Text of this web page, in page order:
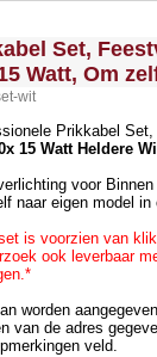
--><!-- MakeFullWidth4 --><!-- MakeFullWidth5 --><!-- MakeFullWidth6 --><!-- MakeFullWidth7 --><!-- MakeFullWidth8 --><!-- MakeFullWidth9 --><!-- MakeFullWidth10 --><!-- MakeFullWidth11 --><!-- MakeFullWidth12 --><!-- MakeFullWidth13 --><!--
Set,
Watt, Om
wit
Prikkabel Set,
15 Watt Heldere
voor
naar eigen model in
is voorzien van
ook leverbaar
worden
van de adres
veld.